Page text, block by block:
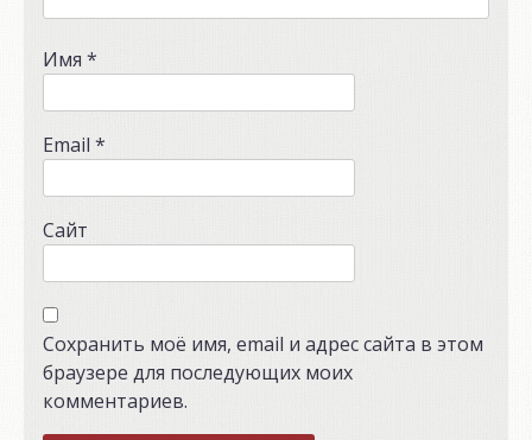
Имя *
Email *
Сайт
Сохранить моё имя, email и адрес сайта в этом
браузере для последующих моих
комментариев.